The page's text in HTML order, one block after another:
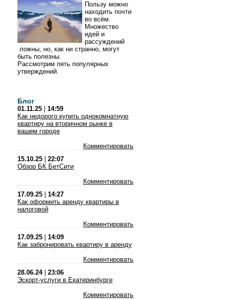
Пользу можно
находить почти
во всём.
Множество
идей и
рассуждений
ложны, но, как ни странно, могут
быть полезны.
Рассмотрим пять популярных
утверждений.
Блог
01.11.25
14:59
Как недорого купить однокомнатную
квартиру на вторичном рынке в
вашем городе
Комментировать
15.10.25
22:07
Обзор БК БетСити
Комментировать
17.09.25
14:27
Как оформить аренду квартиры в
налоговой
Комментировать
17.09.25
14:09
Как забронировать квартиру в аренду
Комментировать
28.06.24| 23:06
Эскорт-услуги в Екатеринбурге
Комментировать